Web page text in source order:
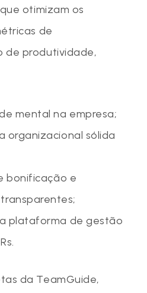
otimizam os
de
de produtividade,
mental na empresa;
organizacional sólida
bonificação e
plataforma de gestão
da TeamGuide,